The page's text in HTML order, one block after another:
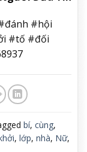
#hội
#tố #đối
bí, cùng,
, lớp, nhà, Nữ,